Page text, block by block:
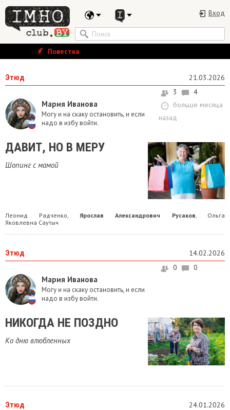
Вход
Повестка
Этюд 21.03.2026
Мария Иванова
Могу и на скаку остановить, и если
надо в избу войти.
3
4
больше месяца
назад
ДАВИТ, НО В МЕРУ
Шопинг с мамой
Леонид Радченко, Ярослав Александрович Русаков, Ольга
Яковлевна Саутыч
Этюд 14.02.2026
Мария Иванова
Могу и на скаку остановить, и если
надо в избу войти.
0 0
НИКОГДА НЕ ПОЗДНО
Ко дню влюбленных
Этюд 24.01.2026